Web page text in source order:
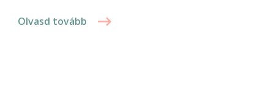
Olvasd tovább